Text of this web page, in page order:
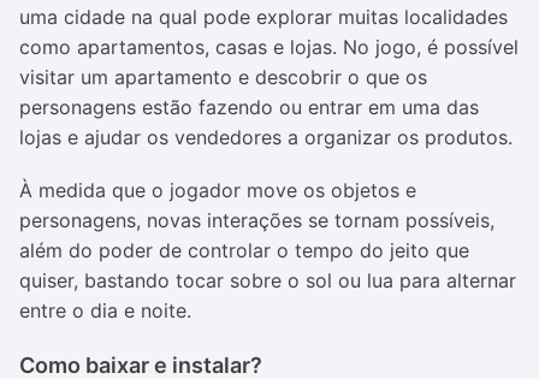
uma cidade na qual pode explorar muitas localidades
como apartamentos, casas e lojas. No jogo, é possível
visitar um apartamento e descobrir o que os
personagens estão fazendo ou entrar em uma das
lojas e ajudar os vendedores a organizar os produtos.
À medida que o jogador move os objetos e
personagens, novas interações se tornam possíveis,
além do poder de controlar o tempo do jeito que
quiser, bastando tocar sobre o sol ou lua para alternar
entre o dia e noite.
Como baixar e instalar?